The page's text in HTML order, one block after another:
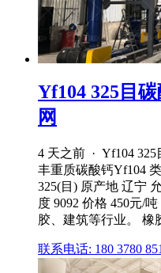
Yf104 325目
网
4 天之前 · Yf104
丰重质碳酸钙Yf104
325(目) 原产地 辽宁
度 9092 价格 450元/
胶、建筑等行业。 橡
联系电话: 180 3780